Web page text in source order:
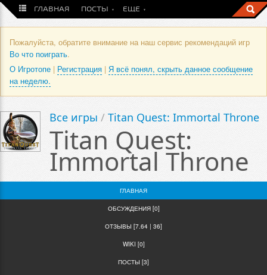
ГЛАВНАЯ ПОСТЫ ЕЩЕ
Пожалуйста, обратите внимание на наш сервис рекомендаций игр
Во что поиграть.
О Игротопе | Регистрация | Я всё понял, скрыть данное сообщение
на неделю.
Все игры / Titan Quest: Immortal Throne
Titan Quest:
Immortal Throne
ГЛАВНАЯ
ОБСУЖДЕНИЯ [0]
ОТЗЫВЫ [7.64 | 36]
WIKI [0]
ПОСТЫ [3]